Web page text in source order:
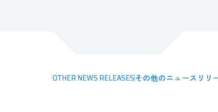
OTHER NEWS RELEASESその他のニュースリリ